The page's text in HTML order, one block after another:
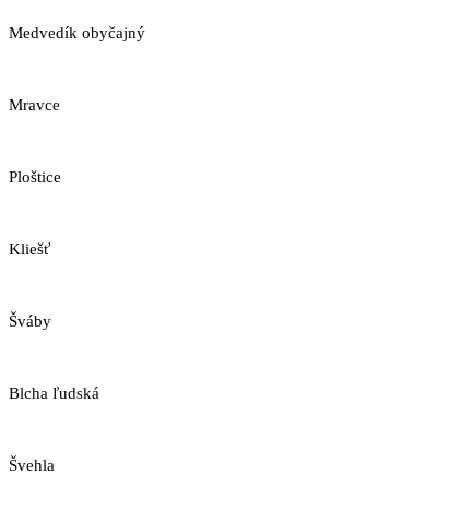
Medvedík obyčajný
Mravce
Ploštice
Kliešť
Šváby
Blcha ľudská
Švehla